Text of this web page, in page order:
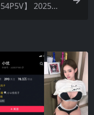
】 2025年